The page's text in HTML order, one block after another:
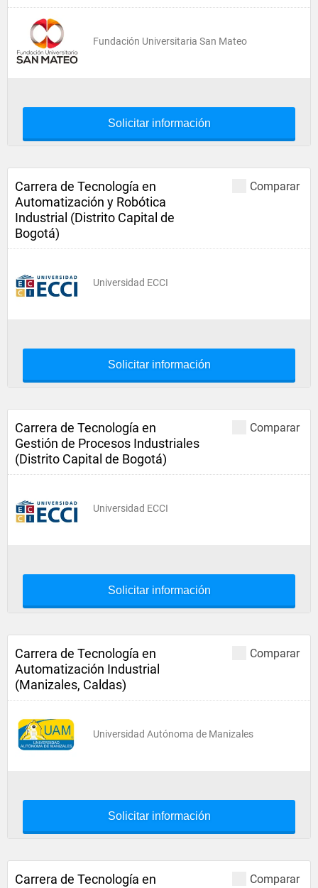
Fundación Universitaria San Mateo
Solicitar información
Comparar
Carrera de Tecnología en
Automatización y Robótica
Industrial (Distrito Capital de
Bogotá)
Universidad ECCI
Solicitar información
Comparar
Carrera de Tecnología en
Gestión de Procesos Industriales
(Distrito Capital de Bogotá)
Universidad ECCI
Solicitar información
Comparar
Carrera de Tecnología en
Automatización Industrial
(Manizales, Caldas)
Universidad Autónoma de Manizales
Solicitar información
Comparar
Carrera de Tecnología en